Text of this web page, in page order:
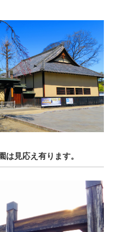
見応え有ります。